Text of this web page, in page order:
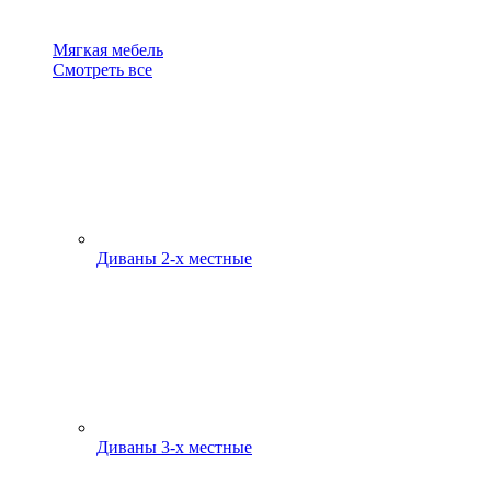
Мягкая мебель
Смотреть все
Диваны 2-х местные
Диваны 3-х местные